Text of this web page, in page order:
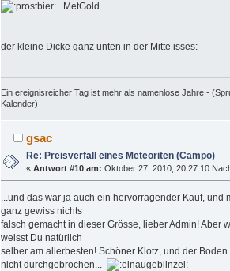
MetGold
der kleine Dicke ganz unten in der Mitte isses:
Ein ereignisreicher Tag ist mehr als namenlose Jahre -
Kalender)
gsac
Re: Preisverfall eines Meteoriten (Campo)
«Antwort #10 am: Oktober 27, 2010, 20:27:10
...und das war ja auch ein hervorragender Kauf, und
ganz gewiss nichts
falsch gemacht in dieser Grösse, lieber Admin! Aber
weisst Du natürlich
selber am allerbesten! Schöner Klotz, und der
nicht durchgebrochen...